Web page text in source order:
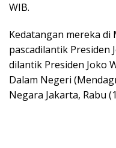
WIB.
Kedatangan mereka
pascadilantik Presiden
dilantik Presiden Joko
Dalam Negeri
Negara Jakarta, Rabu